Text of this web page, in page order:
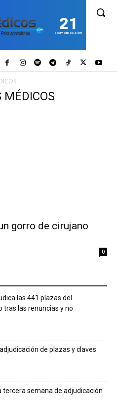
21
casiMedicos.com
MÉDICOS
gorro de cirujano
0
las 441 plazas del
las renuncias y no
de plazas y claves
tercera semana de adjudicación